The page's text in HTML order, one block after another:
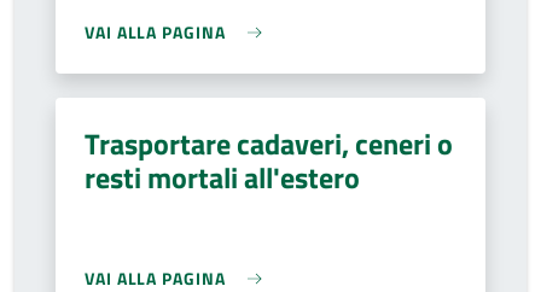
VAI ALLA PAGINA
Trasportare cadaveri, ceneri o
resti mortali all'estero
VAI ALLA PAGINA